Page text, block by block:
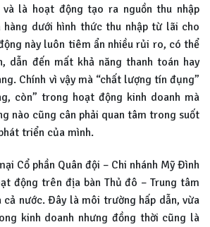
và là hoạt động tạo ra nguồn thu nhập
hàng dưới hình thức thu nhập từ lãi cho
này luôn tiêm ẩn nhiều rủi ro, có thể
dẫn đến mất khả năng thanh toán hay
Chính vì vậy mà “chất lượng tín đụng”
còn” trong hoạt động kinh doanh mà
nào cũng cân phải quan tâm trong suốt
triển của mình.
Cổ phần Quân đội – Chi nhánh Mỹ Đình
động trên địa bàn Thủ đô – Trung tâm
nước. Đây là môi trường hấp dẫn, vừa
kinh doanh nhưng đồng thời cũng là